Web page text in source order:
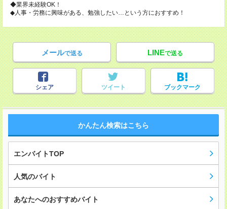
◆業界未経験OK！
◆人事・労務に興味がある、勉強したい…という方におすすめ！
メールで送る LINEで送る
シェア ツイート ブックマーク
かんたん検索はこちら
エンバイトTOP
人気のバイト
あなたへのおすすめバイト